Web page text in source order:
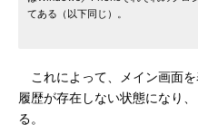
てある（以下同じ）。
これによって、メイン画面
履歴が存在しない状態になり
る。